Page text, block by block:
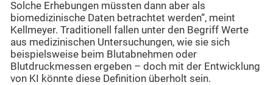
Solche Erhebungen müssten dann aber als
biomedizinische Daten betrachtet werden“, meint
Kellmeyer. Traditionell fallen unter den Begriff Werte
aus medizinischen Untersuchungen, wie sie sich
beispielsweise beim Blutabnehmen oder
Blutdruckmessen ergeben – doch mit der Entwicklung
von KI könnte diese Definition überholt sein.